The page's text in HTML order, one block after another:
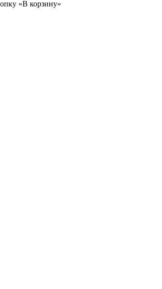
«В корзину»